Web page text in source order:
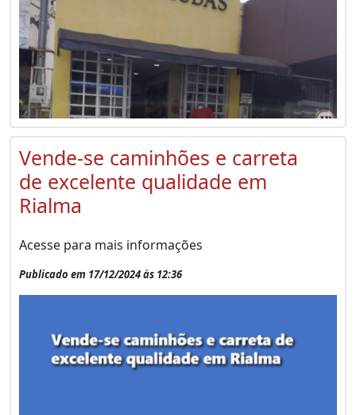
Vende-se caminhões e carreta
de excelente qualidade em
Rialma
Acesse para mais informações
Publicado em 17/12/2024 às 12:36